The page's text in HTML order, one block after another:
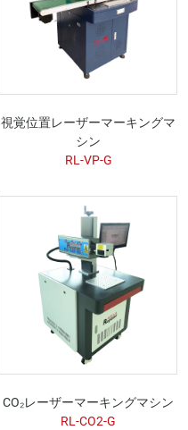
視覚位置レーザーマーキングマ
シン
RL-VP-G
CO₂レーザーマーキングマシン
RL-CO2-G